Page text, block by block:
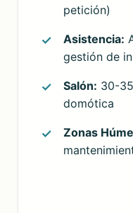
petición)
Asistencia:
gestión de
Salón: 30-
domótica
Zonas